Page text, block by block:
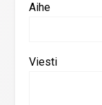
Aihe
Viesti